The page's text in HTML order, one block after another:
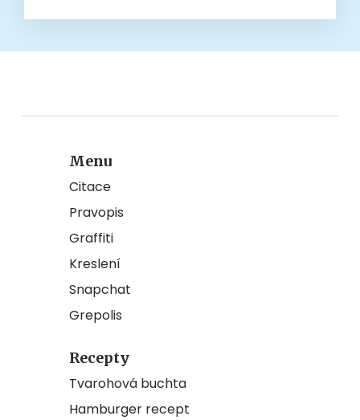
Menu
Citace
Pravopis
Graffiti
Kreslení
Snapchat
Grepolis
Recepty
Tvarohová buchta
Hamburger recept